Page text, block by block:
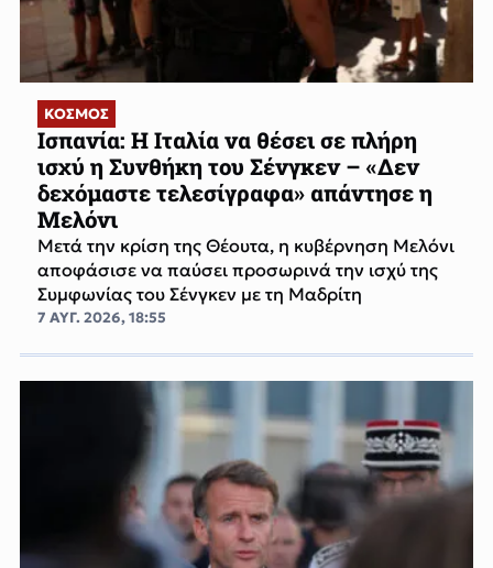
ΚΟΣΜΟΣ
Ισπανία: Η Ιταλία να θέσει σε πλήρη
ισχύ η Συνθήκη του Σένγκεν – «Δεν
δεχόμαστε τελεσίγραφα» απάντησε η
Μελόνι
Μετά την κρίση της Θέουτα, η κυβέρνηση Μελόνι
αποφάσισε να παύσει προσωρινά την ισχύ της
Συμφωνίας του Σένγκεν με τη Μαδρίτη
7 ΑΥΓ. 2026, 18:55